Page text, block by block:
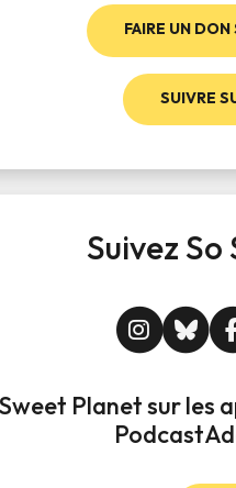
FAIRE UN
SUIVRE
Suivez
Planet sur les